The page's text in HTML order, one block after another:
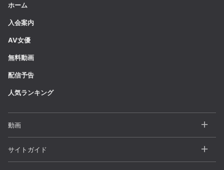
ホーム
入会案内
AV女優
無料動画
配信予告
人気ランキング
動画
全動画一覧
カテゴリー
サイトガイド